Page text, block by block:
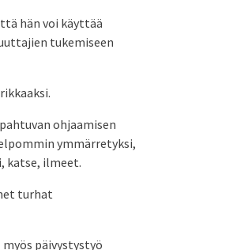
hän voi käyttää
tukemiseen
ohjaamisen
ymmärretyksi,
katse, ilmeet.
turhat
päivystystyö